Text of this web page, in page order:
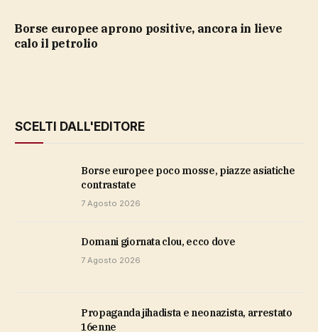
Borse europee aprono positive, ancora in lieve
calo il petrolio
SCELTI DALL'EDITORE
Borse europee poco mosse, piazze asiatiche
contrastate
7 Agosto 2026
domani giornata clou, ecco dove
7 Agosto 2026
propaganda jihadista e neonazista, arrestato
16enne